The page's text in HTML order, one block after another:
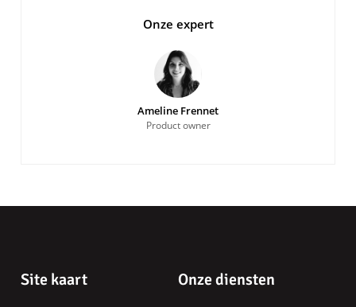
Onze expert
Ameline Frennet
Product owner
Pagina-
Site kaart Onze diensten